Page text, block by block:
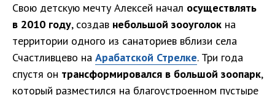
Свою детскую мечту Алексей начал осуществлять
в 2010 году, создав небольшой зооуголок на
территории одного из санаториев вблизи села
Счастливцево на Арабатской Стрелке. Три года
спустя он трансформировался в большой зоопарк,
который разместился на благоустроенном пустыре